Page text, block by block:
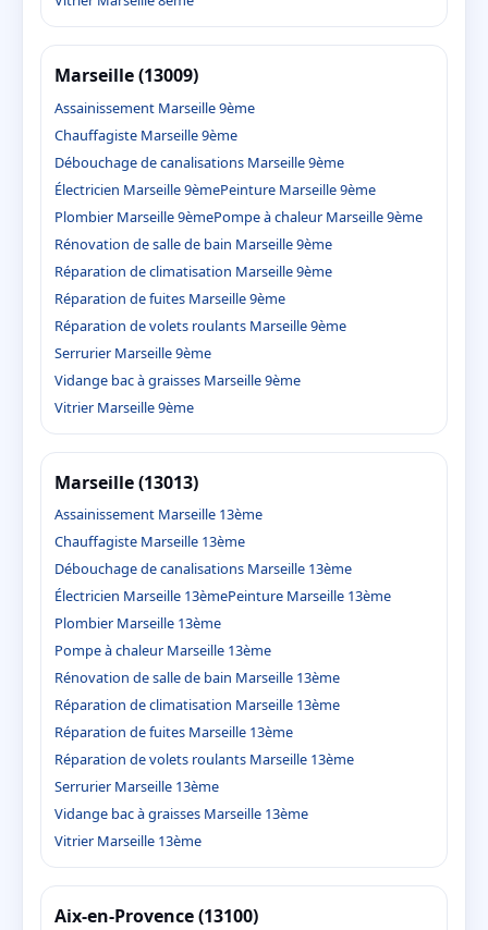
Marseille (13009)
Assainissement Marseille 9ème
Chauffagiste Marseille 9ème
Débouchage de canalisations Marseille 9ème
Électricien Marseille 9èmePeinture Marseille 9ème
Plombier Marseille 9èmePompe à chaleur Marseille 9ème
Rénovation de salle de bain Marseille 9ème
Réparation de climatisation Marseille 9ème
Réparation de fuites Marseille 9ème
Réparation de volets roulants Marseille 9ème
Serrurier Marseille 9ème
Vidange bac à graisses Marseille 9ème
Vitrier Marseille 9ème
Marseille (13013)
Assainissement Marseille 13ème
Chauffagiste Marseille 13ème
Débouchage de canalisations Marseille 13ème
Électricien Marseille 13èmePeinture Marseille 13ème
Plombier Marseille 13ème
Pompe à chaleur Marseille 13ème
Rénovation de salle de bain Marseille 13ème
Réparation de climatisation Marseille 13ème
Réparation de fuites Marseille 13ème
Réparation de volets roulants Marseille 13ème
Serrurier Marseille 13ème
Vidange bac à graisses Marseille 13ème
Vitrier Marseille 13ème
Aix-en-Provence (13100)